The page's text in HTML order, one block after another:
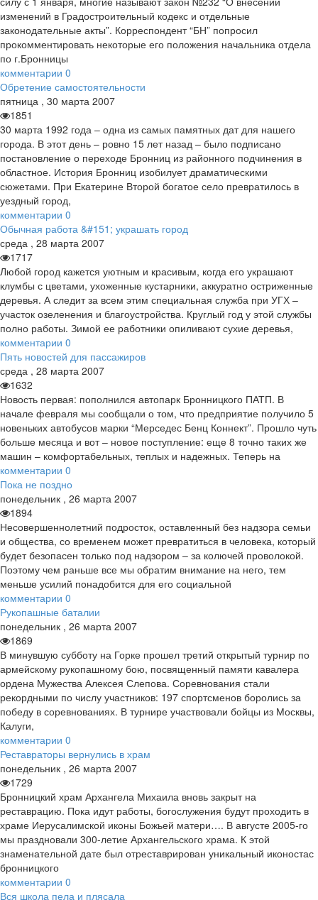
изменений в Градостроительный кодекс и отдельные
законодательные акты”. Корреспондент “БН” попросил
прокомментировать некоторые его положения начальника отдела
по г.Бронницы
комментарии 0
Обретение самостоятельности
пятница , 30 марта 2007
1851
30 марта 1992 года – одна из самых памятных дат для нашего
города. В этот день – ровно 15 лет назад – было подписано
постановление о переходе Бронниц из районного подчинения в
областное. История Бронниц изобилует драматическими
сюжетами. При Екатерине Второй богатое село превратилось в
уездный город,
комментарии 0
Обычная работа &#151; украшать город
среда , 28 марта 2007
1717
Любой город кажется уютным и красивым, когда его украшают
клумбы с цветами, ухоженные кустарники, аккуратно остриженные
деревья. А следит за всем этим специальная служба при УГХ –
участок озеленения и благоустройства. Круглый год у этой службы
полно работы. Зимой ее работники опиливают сухие деревья,
комментарии 0
Пять новостей для пассажиров
среда , 28 марта 2007
1632
Новость первая: пополнился автопарк Бронницкого ПАТП. В
начале февраля мы сообщали о том, что предприятие получило 5
новеньких автобусов марки “Мерседес Бенц Коннект”. Прошло чуть
больше месяца и вот – новое поступление: еще 8 точно таких же
машин – комфортабельных, теплых и надежных. Теперь на
комментарии 0
Пока не поздно
понедельник , 26 марта 2007
1894
Несовершеннолетний подросток, оставленный без надзора семьи
и общества, со временем может превратиться в человека, который
будет безопасен только под надзором – за колючей проволокой.
Поэтому чем раньше все мы обратим внимание на него, тем
меньше усилий понадобится для его социальной
комментарии 0
Рукопашные баталии
понедельник , 26 марта 2007
1869
В минувшую субботу на Горке прошел третий открытый турнир по
армейскому рукопашному бою, посвященный памяти кавалера
ордена Мужества Алексея Слепова. Соревнования стали
рекордными по числу участников: 197 спортсменов боролись за
победу в соревнованиях. В турнире участвовали бойцы из Москвы,
Калуги,
комментарии 0
Реставраторы вернулись в храм
понедельник , 26 марта 2007
1729
Бронницкий храм Архангела Михаила вновь закрыт на
реставрацию. Пока идут работы, богослужения будут проходить в
храме Иерусалимской иконы Божьей матери…. В августе 2005-го
мы праздновали 300-летие Архангельского храма. К этой
знаменательной дате был отреставрирован уникальный иконостас
бронницкого
комментарии 0
Вся школа пела и плясала